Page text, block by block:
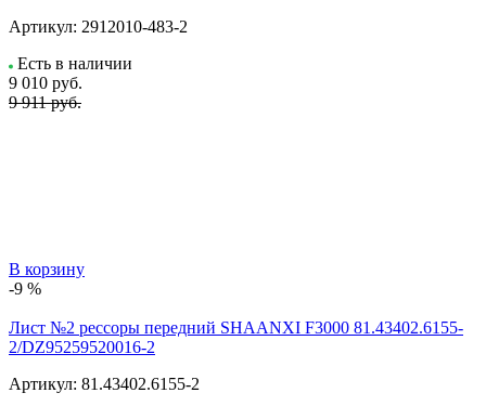
Артикул: 2912010-483-2
Есть в наличии
9 010 руб.
9 911 руб.
В корзину
-9 %
Лист №2 рессоры передний SHAANXI F3000 81.43402.6155-
2/DZ95259520016-2
Артикул: 81.43402.6155-2